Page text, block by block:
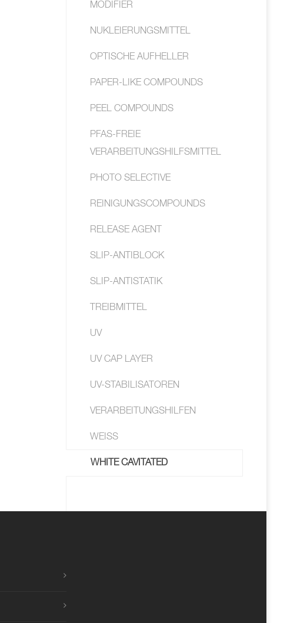
MODIFIER
NUKLEIERUNGSMITTEL
OPTISCHE AUFHELLER
PAPER-LIKE COMPOUNDS
PEEL COMPOUNDS
PFAS-FREIE
VERARBEITUNGSHILFSMITTEL
PHOTO SELECTIVE
REINIGUNGSCOMPOUNDS
RELEASE AGENT
SLIP-ANTIBLOCK
SLIP-ANTISTATIK
TREIBMITTEL
UV
UV CAP LAYER
UV-STABILISATOREN
VERARBEITUNGSHILFEN
WEISS
WHITE CAVITATED